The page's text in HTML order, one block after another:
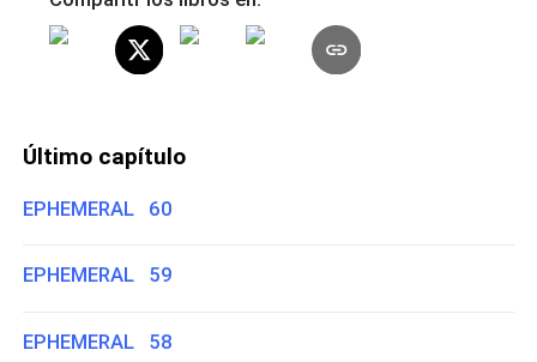
Último capítulo
EPHEMERAL 60
EPHEMERAL 59
EPHEMERAL 58